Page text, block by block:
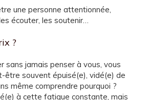
une personne attentionnée,
écouter, les soutenir…
?
sans jamais penser à vous, vous
être souvent épuisé(e), vidé(e) de
même comprendre pourquoi ?
à cette fatigue constante, mais